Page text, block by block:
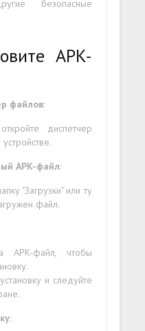
безопасные
APK-
файлов:
диспетчер
APK-файл:
"Загрузки" или ту
файл.
APK-файл, чтобы
и следуйте
: